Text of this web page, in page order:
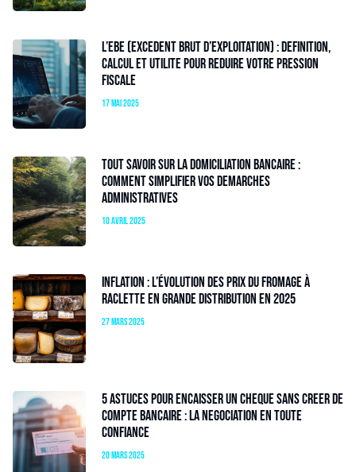
L’EBE (excedent brut d’exploitation) : Definition,
calcul et utilite pour reduire votre pression
fiscale
17 mai 2025
Tout savoir sur la domiciliation bancaire :
comment simplifier vos demarches
administratives
10 avril 2025
Inflation : l’évolution des prix du fromage à
raclette en grande distribution en 2025
27 mars 2025
5 astuces pour encaisser un cheque sans creer de
compte bancaire : la negociation en toute
confiance
20 mars 2025